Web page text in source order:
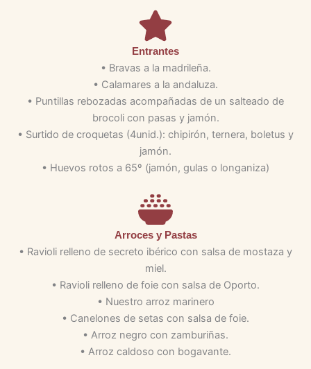
Entrantes
• Bravas a la madrileña.
• Calamares a la andaluza.
• Puntillas rebozadas acompañadas de un salteado de
brocoli con pasas y jamón.
• Surtido de croquetas (4unid.): chipirón, ternera, boletus y
jamón.
• Huevos rotos a 65º (jamón, gulas o longaniza)
Arroces y Pastas
• Ravioli relleno de secreto ibérico con salsa de mostaza y
miel.
• Ravioli relleno de foie con salsa de Oporto.
• Nuestro arroz marinero
• Canelones de setas con salsa de foie.
• Arroz negro con zamburiñas.
• Arroz caldoso con bogavante.